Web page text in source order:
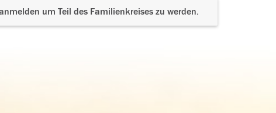
um Teil des Familienkreises zu werden.